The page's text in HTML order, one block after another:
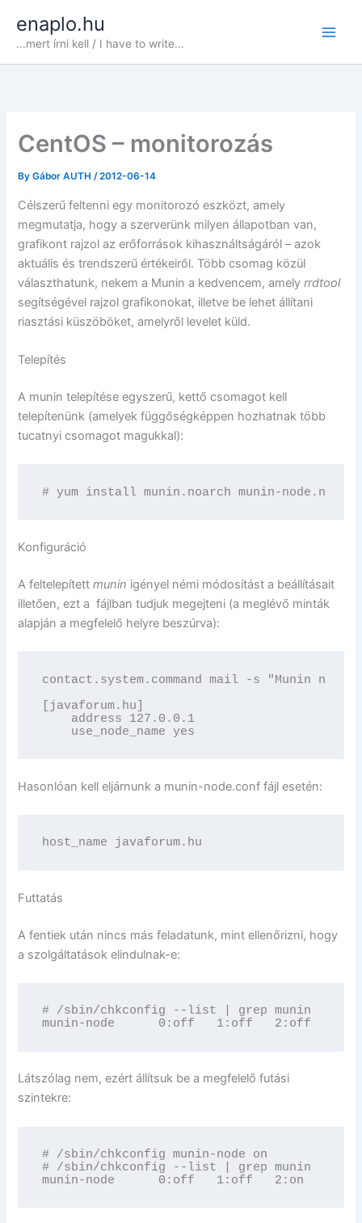
content
enaplo.hu
...mert írni kell / I have to write...
CentOS – monitorozás
ByGábor AUTH/2012-06-14
Célszerű feltenni egy monitorozó eszközt, amely
megmutatja, hogy a szerverünk milyen állapotban van,
grafikont rajzol az erőforrások kihasználtságáról – azok
aktuális és trendszerű értékeiről. Több csomag közül
választhatunk, nekem a Munin a kedvencem, amelyrrdtool
segítségével rajzol grafikonokat, illetve be lehet állítani
riasztási küszöböket, amelyről levelet küld.
Telepítés
A munin telepítése egyszerű, kettő csomagot kell
telepítenünk (amelyek függőségképpen hozhatnak több
tucatnyi csomagot magukkal):
# yum install munin.noarch munin-node.noarch
Konfiguráció
A feltelepítettmunin igényel némi módosítást a beállításait
illetően, ezt a fájlban tudjuk megejteni (a meglévő minták
alapján a megfelelő helyre beszúrva):
contact.system.command mail -s "Munin
[javaforum.hu]
    address 127.0.0.1
    use_node_name yes
Hasonlóan kell eljárnunk a munin-node.conf fájl esetén:
host_name javaforum.hu
Futtatás
A fentiek után nincs más feladatunk, mint ellenőrizni, hogy
a szolgáltatások elindulnak-e:
# /sbin/chkconfig --list | grep munin
munin-node      0:off   1:off   2:off
Látszólag nem, ezért állítsuk be a megfelelő futási
szintekre:
# /sbin/chkconfig munin-node on
# /sbin/chkconfig --list | grep munin
munin-node      0:off   1:off   2:on